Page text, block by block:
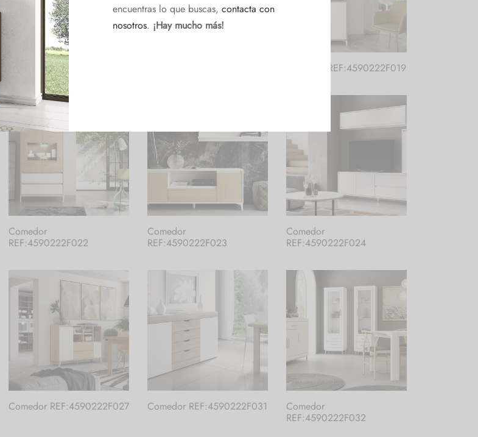
encuentras lo que buscas, contacta con
nosotros. ¡Hay mucho más!
Comedor REF:4590222F017 Comedor REF:4590222F019
Comedor
REF:4590222F022
Comedor
REF:4590222F023
Comedor
REF:4590222F024
Comedor REF:4590222F027 Comedor REF:4590222F031
Comedor
REF:4590222F032